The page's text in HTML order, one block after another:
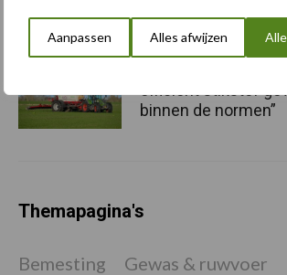
Aanpassen Alles afwijzen
binnen de normen”
Themapagina's
Bemesting Gewas & ruwvoer